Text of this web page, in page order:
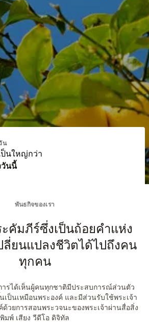
อีเมล หนังสือ
♥ ถวาย
น
ป็นใหญ่กว่า
วันนี้
พันธกิจของเรา
คัมภีร์ซึ่งเป็นถ้อยคำแห่ง
ยนแปลงชีวิตได้ไปถึงคน
ทุกคน
ารได้เห็นผู้คนทุกชาติมีประสบการณ์ส่วนตัว
เป็นเหมือนพระองค์ และมีส่วนรับใช้พระเจ้า
ด้วยการสอนพระวจนะของพระเจ้าผ่านสื่อสิ่ง
พิมพ์ เสียง วีดีโอ ดิจิทัล